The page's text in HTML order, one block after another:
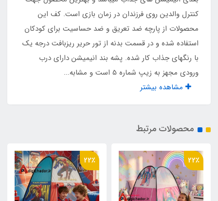
کیف حمل مخصوص
نوع اسکلت
فلزی فنری آسان تاشو با روکش پلاستیکی و نوار
ابریشم
مناسب برای
اسپاند باند
کنترل والدین روی فرزندان در زمان بازی است. کف این
محصولات از پارچه ضد تعریق و ضد حساسیت برای کودکان
استفاده شده و در قسمت بدنه از تور حریر ریزبافت درجه یک
با رنگهای جذاب کار شده. پشه بند انیمیشن دارای درب
ورودی مجهز به زیپ شماره 5 است و مشابه...
مشاهده بیشتر
محصولات مرتبط
22٪ 22٪